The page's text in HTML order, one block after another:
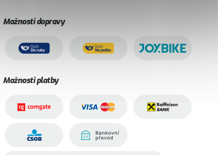
Možnosti dopravy
Možnosti platby